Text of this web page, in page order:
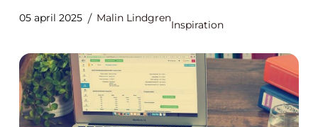
05 april 2025 Malin Lindgren
Inspiration